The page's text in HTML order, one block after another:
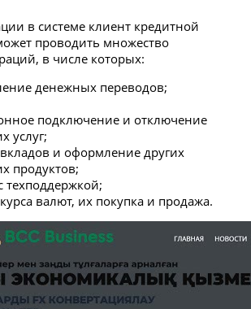
в системе клиент кредитной
проводить множество
в числе которых:
денежных переводов;
подключение и отключение
услуг;
и оформление других
продуктов;
техподдержкой;
валют, их покупка и продажа.